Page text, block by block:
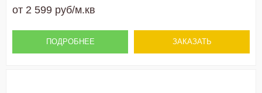
от 2 599 руб/м.кв
ПОДРОБНЕЕ ЗАКАЗАТЬ